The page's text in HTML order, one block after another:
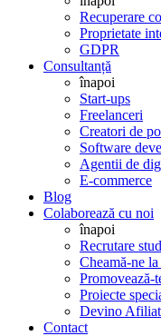
Recuperare
Proprietate
GDPR
Consultanță
înapoi
Start-ups
Freelanceri
Creatori de
Software
Agentii de
E-commerce
Blog
Colaborează cu noi
înapoi
Recrutare
Cheamă-ne
Promovează-
Proiecte
Devino Afiliat
Contact